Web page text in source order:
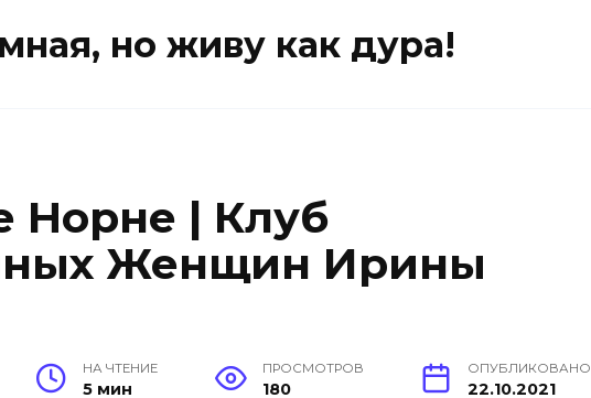
но живу как дура!
Норне | Клуб
Женщин Ирины
НА ЧТЕНИЕ
5 мин
ПРОСМОТРОВ
180
ОПУБЛИКОВАНО
22.10.2021